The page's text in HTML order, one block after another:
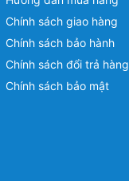
Chính sách giao hàng
Chính sách bảo hành
Chính sách đổi trả hàng
Chính sách bảo mật